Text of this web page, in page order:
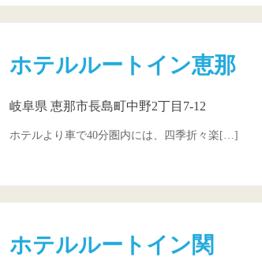
ホテルルートイン恵那
岐阜県 恵那市長島町中野2丁目7-12
ホテルより車で40分圏内には、四季折々楽[…]
ホテルルートイン関